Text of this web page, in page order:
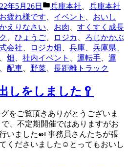
年5月26日
カ
テ
ゴ
リ
ー:
兵庫本社
兵庫本社
疲れ様です イベント
おいし
えりなさい お肉
すくすく成長
ひょうご ロジカ
ろじかかぶ
会社 ロジカ畑 兵庫 兵庫県
畑 社内イベント 運転手
運
配車 野菜 長距離トラック
しをしました🥄
をご覧頂きありがとうございま
、不定期開催ではありますがお
いました🍛 事務員さんたちが張
くださいました☺️とってもおいし